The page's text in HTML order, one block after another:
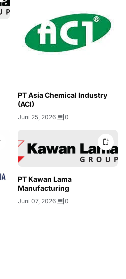
PT Asia Chemical Industry
(ACI)
Juni 25, 2026 0
PT Kawan Lama
Manufacturing
Juni 07, 2026 0